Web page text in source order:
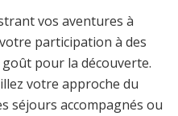
vos aventures à
participation à des
pour la découverte.
votre approche du
séjours accompagnés ou